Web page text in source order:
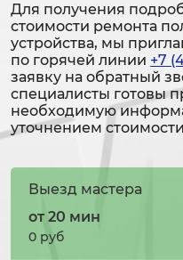
Для получения
стоимости ремонта
устройства, мы
по горячей линии +7
заявку на обратный
специалисты готовы
необходимую
уточнением
Выезд мастера
от 20 мин
0 руб